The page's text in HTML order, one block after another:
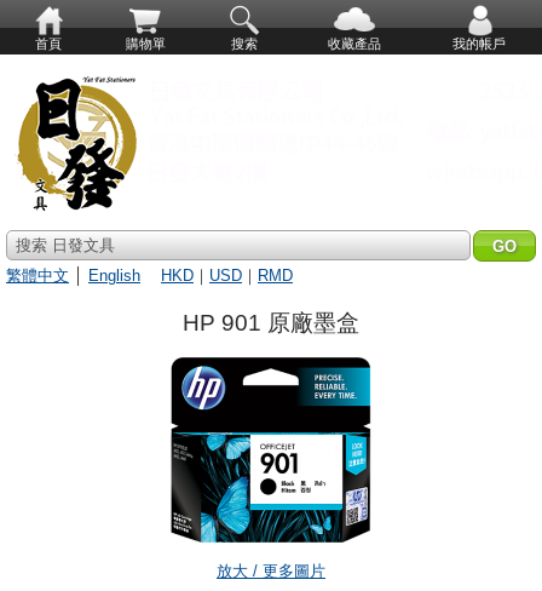
首頁 購物單 搜索 收藏產品 我的帳戶
搜索 日發文具
繁體中文
English HKD ｜ USD ｜ RMD
HP 901 原廠墨盒
放大 / 更多圖片